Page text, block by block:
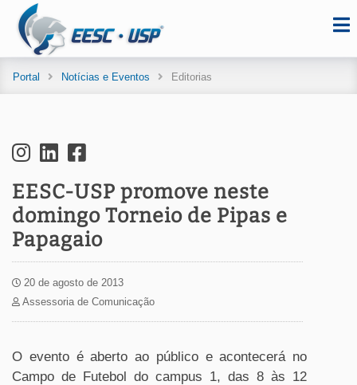
Portal Notícias e Eventos Editorias
EESC-USP promove neste
domingo Torneio de Pipas e
Papagaio
20 de agosto de 2013
Assessoria de Comunicação
O evento é aberto ao público e acontecerá no
Campo de Futebol do campus 1, das 8 às 12